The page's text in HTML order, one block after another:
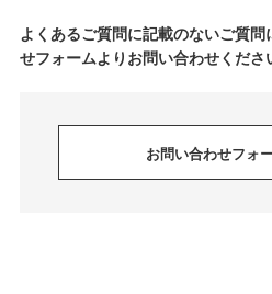
よくあるご質問に記載のないご質
せフォームよりお問い合わせくださ
お問い合わせフォ